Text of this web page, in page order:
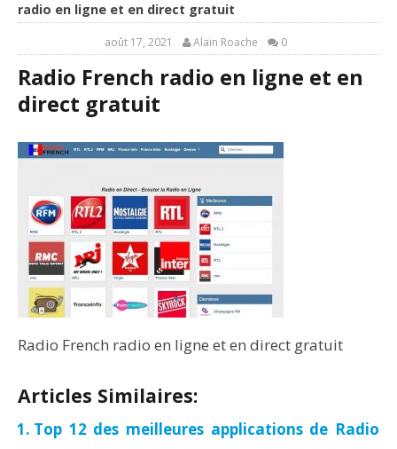
radio en ligne et en direct gratuit
août 17, 2021 Alain Roache 0
Radio French radio en ligne et en
direct gratuit
Radio French radio en ligne et en direct gratuit
Articles Similaires:
Top 12 des meilleures applications de Radio